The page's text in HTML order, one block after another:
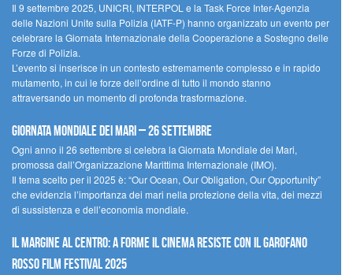
Il 9 settembre 2025, UNICRI, INTERPOL e la Task Force Inter-Agenzia
delle Nazioni Unite sulla Polizia (IATF-P) hanno organizzato un evento per
celebrare la Giornata Internazionale della Cooperazione a Sostegno delle
Forze di Polizia.
L’evento si inserisce in un contesto estremamente complesso e in rapido
mutamento, in cui le forze dell’ordine di tutto il mondo stanno
attraversando un momento di profonda trasformazione.
Giornata Mondiale dei Mari – 26 settembre
Ogni anno il 26 settembre si celebra la Giornata Mondiale dei Mari,
promossa dall’Organizzazione Marittima Internazionale (IMO).
Il tema scelto per il 2025 è: “Our Ocean, Our Obligation, Our Opportunity”
che evidenzia l’importanza dei mari nella protezione della vita, dei mezzi
di sussistenza e dell’economia mondiale.
Il margine al centro: a Forme il cinema resiste con il Garofano
Rosso Film Festival 2025